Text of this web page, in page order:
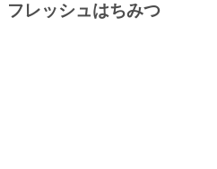
フレッシュはちみつ